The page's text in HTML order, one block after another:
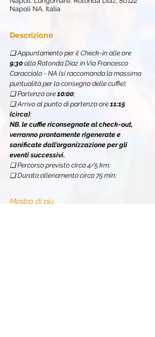
Napoli NA, Italia
Descrizione
❏ Appuntamento per il Check-in alle ore
9:30 alla Rotonda Diaz in Via Francesco
Caracciolo - NA (si raccomanda la massima
puntualità per la consegna delle cuffie);
❏ Partenza ore 10:00;
❏ Arrivo al punto di partenza ore 11:15
(circa);
NB. le cuffie riconsegnate al check-out,
verranno prontamente rigenerate e
sanificate dall'organizzazione per gli
eventi successivi.
❏ Percorso previsto circa 4/5 km;
❏ Durata allenamento circa 75 min;
Mostra di più